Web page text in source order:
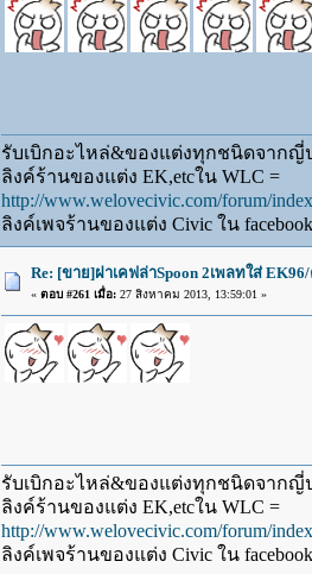
รับเบิกอะไหล่&ของแต่งทุกชนิดจากญี่
ลิงค์ร้านของแต่ง EK,etcใน WLC =
http://www.welovecivic.com/forum/
ลิงค์เพจร้านของแต่ง Civic ใน
Re: [ขาย]ฝาเคฟล่าSpoon 2เพลทใส่
« ตอบ #261 เมื่อ:27 สิงหาคม 2013, 13:59:01 »
รับเบิกอะไหล่&ของแต่งทุกชนิดจากญี่
ลิงค์ร้านของแต่ง EK,etcใน WLC =
http://www.welovecivic.com/forum/
ลิงค์เพจร้านของแต่ง Civic ใน